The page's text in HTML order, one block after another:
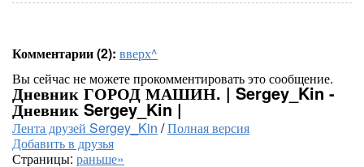
Комментарии (2): вверх^
Вы сейчас не можете прокомментировать это сообщение.
Дневник ГОРОД МАШИН. | Sergey_Kin -
Дневник Sergey_Kin |
Лента друзей Sergey_Kin /Полная версия
Добавить в друзья
Страницы: раньше»